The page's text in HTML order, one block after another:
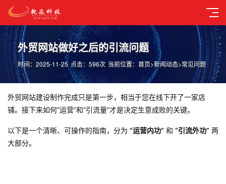
外贸网站做好之后的引流问题
当前位置： 首页>新闻动态>常见问题
时间：2025-11-25 点击：596次
外贸网站建设制作完成只是第一步，相当于您在线下开了一家店
铺。接下来如何“运营”和“引流量”才是决定生意成败的关键。
以下是一个清晰、可操作的指南，分为 “运营内功” 和 “引流外功” 两
大部分。